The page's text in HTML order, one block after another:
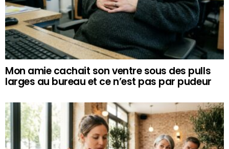
Mon amie cachait son ventre sous des pulls
larges au bureau et ce n’est pas par pudeur